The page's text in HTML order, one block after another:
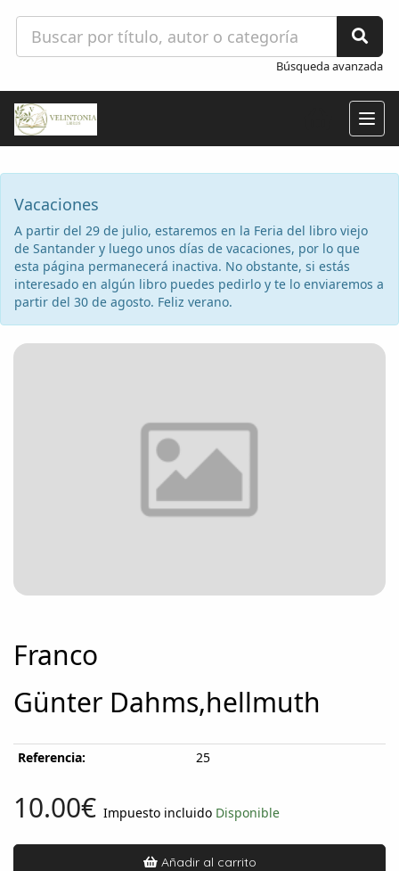
Búsqueda avanzada
Vacaciones
A partir del 29 de julio, estaremos en la Feria del libro viejo
de Santander y luego unos días de vacaciones, por lo que
esta página permanecerá inactiva. No obstante, si estás
interesado en algún libro puedes pedirlo y te lo enviaremos a
partir del 30 de agosto. Feliz verano.
Franco
Günter Dahms,hellmuth
Referencia: 25
10.00€ Impuesto incluido Disponible
Añadir al carrito